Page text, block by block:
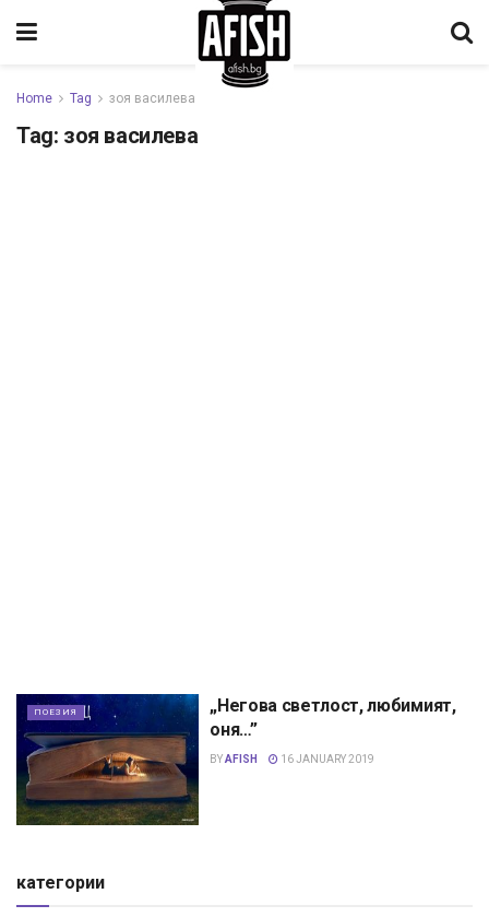
Home Tag зоя василева
Tag: зоя василева
ПОЕЗИЯ
„Негова светлост, любимият,
оня…”
BYAFISH 16 JANUARY 2019
категории